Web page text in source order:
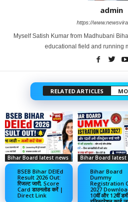
admin
https://
Myself Satish Kumar from Madhubani
educational field and running
RELATED ARTICLES
Bihar Board latest news
BSEB Bihar DElEd
Result 2026 Out:
रिजल्ट जारी, Score
Card डाउनलोड करें |
Direct Link
Bihar Board latest
Bihar Board
Dummy
Registration
2027
10वीं और 12वीं डमी